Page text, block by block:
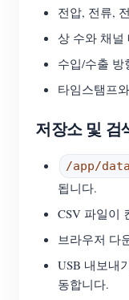
전압, 전류,
상 수와 채널
수입/수출 방
타임스탬프
저장소 및 검
/app/
됩니다.
CSV 파일이
브라우저 다
USB 내보내
동합니다.